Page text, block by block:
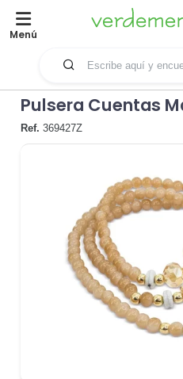
Menú
Pulsera Cuentas
Ref. 369427Z